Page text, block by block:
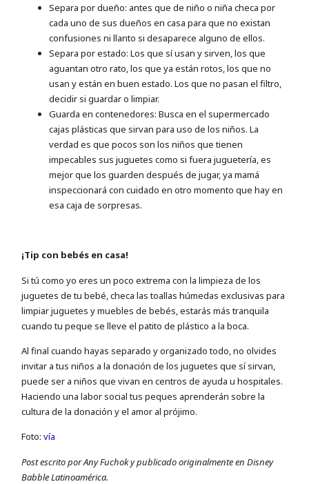
Separa por dueño: antes que de niño o niña checa por
cada uno de sus dueños en casa para que no existan
confusiones ni llanto si desaparece alguno de ellos.
Separa por estado: Los que sí usan y sirven, los que
aguantan otro rato, los que ya están rotos, los que no
usan y están en buen estado. Los que no pasan el filtro,
decidir si guardar o limpiar.
Guarda en contenedores: Busca en el supermercado
cajas plásticas que sirvan para uso de los niños. La
verdad es que pocos son los niños que tienen
impecables sus juguetes como si fuera juguetería, es
mejor que los guarden después de jugar, ya mamá
inspeccionará con cuidado en otro momento que hay en
esa caja de sorpresas.
¡Tip con bebés en casa!
Si tú como yo eres un poco extrema con la limpieza de los
juguetes de tu bebé, checa las toallas húmedas exclusivas para
limpiar juguetes y muebles de bebés, estarás más tranquila
cuando tu peque se lleve el patito de plástico a la boca.
Al final cuando hayas separado y organizado todo, no olvides
invitar a tus niños a la donación de los juguetes que sí sirvan,
puede ser a niños que vivan en centros de ayuda u hospitales.
Haciendo una labor social tus peques aprenderán sobre la
cultura de la donación y el amor al prójimo.
Foto:vía
Post escrito por Any Fuchok y publicado originalmente en Disney
Babble Latinoamérica.